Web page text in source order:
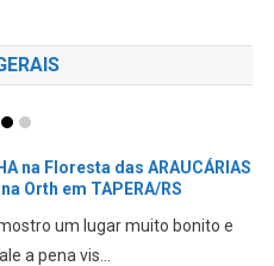
na Floresta das ARAUCÁRIAS
Orth em TAPERA/RS
um lugar muito bonito e
a pena vis...